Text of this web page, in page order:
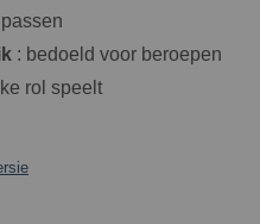
: bedoeld voor beroepen
rol speelt